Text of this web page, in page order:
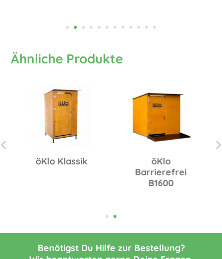
Ähnliche Produkte
öKlo Klassik
öKlo
Barrierefrei
B1600
Benötigst Du Hilfe zur Bestellung?